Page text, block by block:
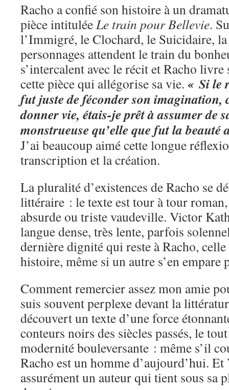
Racho a confié son histoire à un
pièce intituléeLe train pour Bellevie.
l’Immigré, le Clochard, le Suicidaire, la
personnages attendent le train du
s’intercalent avec le récit et Racho
cette pièce qui allégorise sa vie. « Si le
fut juste de féconder son imagination,
donner vie, étais-je prêt à assumer de
monstrueuse qu’elle que fut la
J’ai beaucoup aimé cette longue
transcription et la création.
La pluralité d’existences de Racho se
littéraire : le texte est tour à tour
absurde ou triste vaudeville. Victor
langue dense, très lente, parfois
dernière dignité qui reste à Racho,
histoire, même si un autre s’en empare
Comment remercier assez mon amie
suis souvent perplexe devant la
découvert un texte d’une force
conteurs noirs des siècles passés, le
modernité bouleversante : même s’il
Racho est un homme d’aujourd’hui.
assurément un auteur qui tient sous sa